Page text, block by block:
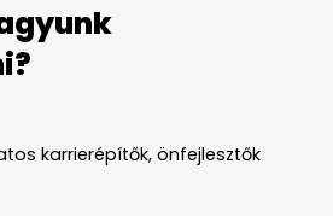
karrierépítők, önfejlesztők